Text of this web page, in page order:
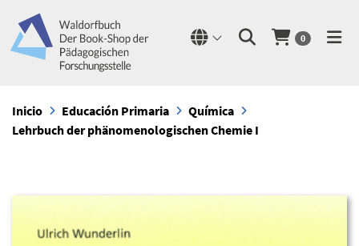
0
Inicio Educación Primaria
Química
Lehrbuch der phänomenologischen Chemie I